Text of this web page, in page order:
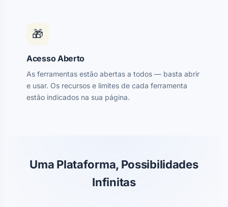
🎁
Acesso Aberto
As ferramentas estão abertas a todos — basta abrir
e usar. Os recursos e limites de cada ferramenta
estão indicados na sua página.
Uma Plataforma, Possibilidades
Infinitas